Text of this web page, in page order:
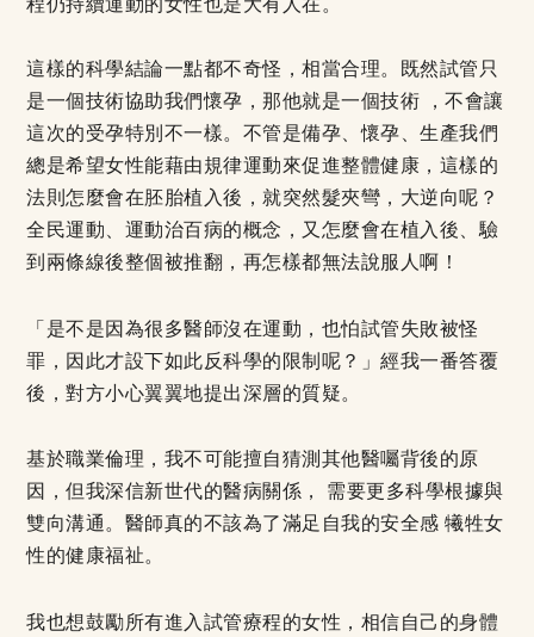
這樣的科學結論一點都不奇怪，相當合理。既然試管只
是一個技術協助我們懷孕，那他就是一個技術 ，不會讓
這次的受孕特別不一樣。不管是備孕、懷孕、生產我們
總是希望女性能藉由規律運動來促進整體健康，這樣的
法則怎麼會在胚胎植入後，就突然髮夾彎，大逆向呢？
全民運動、運動治百病的概念，又怎麼會在植入後、驗
到兩條線後整個被推翻，再怎樣都無法說服人啊！
「是不是因為很多醫師沒在運動，也怕試管失敗被怪
罪，因此才設下如此反科學的限制呢？」經我一番答覆
後，對方小心翼翼地提出深層的質疑。
基於職業倫理，我不可能擅自猜測其他醫囑背後的原
因，但我深信新世代的醫病關係， 需要更多科學根據與
雙向溝通。醫師真的不該為了滿足自我的安全感 犧牲女
性的健康福祉。
我也想鼓勵所有進入試管療程的女性，相信自己的身體